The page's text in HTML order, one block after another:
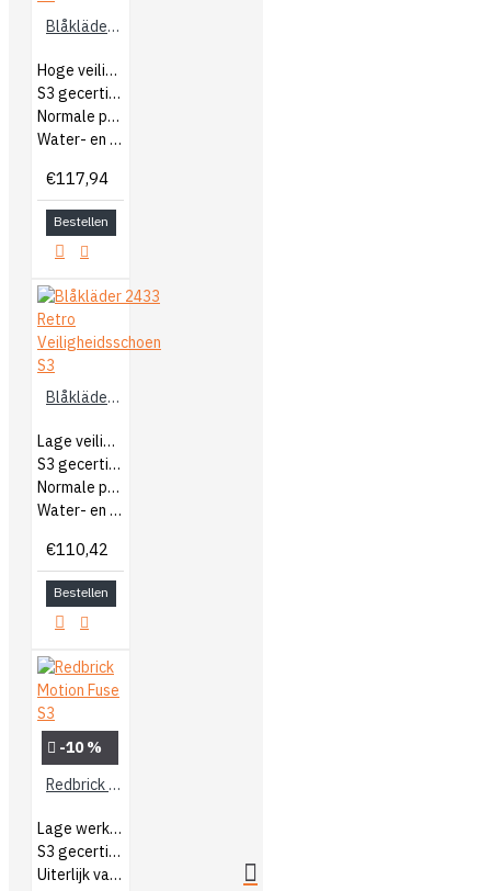
Blåkläder 2434 Retro Hoge Veiligheidsschoen S3
Hoge veiligheidsschoenen
S3 gecertificeerd
Normale pasvorm
Water- en olie afstotend
€117,94
Bestellen
Blåkläder 2433 Retro Veiligheidsschoen S3
Lage veiligheidsschoenen
S3 gecertificeerd
Normale pasvorm
Water- en olie afstotend
€110,42
Bestellen
-10 %
Redbrick Motion Fuse S3
Lage werkschoenen
S3 gecertificeerd
Uiterlijk van een sneaker